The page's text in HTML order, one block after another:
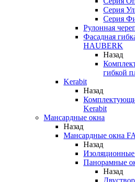
Серия
Серия
Рулонная
Фасадная
HAUBERK
Назад
гибкой
Kerabit
Назад
Kerabit
Мансардные окна
Назад
Мансардные окна
Назад
Панорамные
Назад